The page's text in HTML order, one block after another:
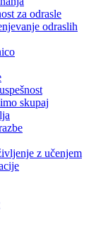
za odrasle
odraslih
skupaj
z učenjem